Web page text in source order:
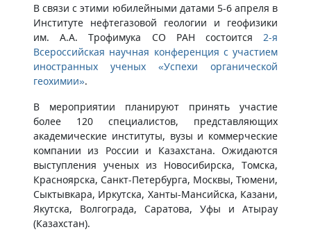
В связи с этими юбилейными датами 5-6 апреля в
Институте нефтегазовой геологии и геофизики
им. А.А. Трофимука СО РАН состоится 2-я
Всероссийская научная конференция с участием
иностранных ученых «Успехи органической
геохимии».
В мероприятии планируют принять участие
более 120 специалистов, представляющих
академические институты, вузы и коммерческие
компании из России и Казахстана. Ожидаются
выступления ученых из Новосибирска, Томска,
Красноярска, Санкт-Петербурга, Москвы, Тюмени,
Сыктывкара, Иркутска, Ханты-Мансийска, Казани,
Якутска, Волгограда, Саратова, Уфы и Атырау
(Казахстан).